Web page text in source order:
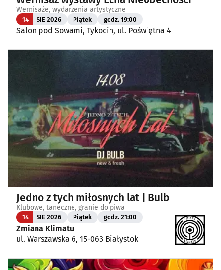
Wernisaże, wydarzenia artystyczne
14 SIE 2026 Piątek godz. 19:00
Salon pod Sowami, Tykocin, ul. Poświętna 4
Jedno z tych miłosnych lat | Bulb
Klubowe, taneczne, granie do piwa
14 SIE 2026 Piątek godz. 21:00
Zmiana Klimatu
ul. Warszawska 6, 15-063 Białystok